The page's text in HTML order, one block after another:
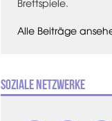
Brettspiele.
Alle Beiträge
Soziale Netzwerke